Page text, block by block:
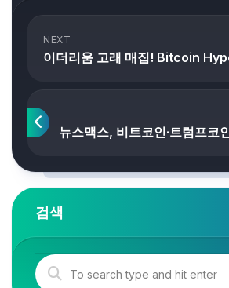
NEXT
이더리움 고래 매집! Bitcoin
뉴스맥스, 비트코인·트럼프코
검색